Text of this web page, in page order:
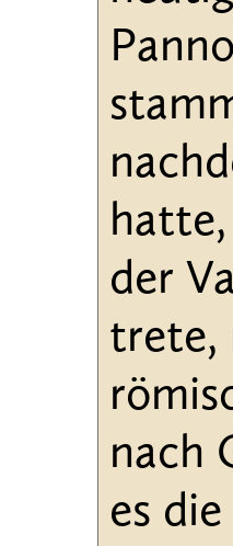
der
trete,
nach
es